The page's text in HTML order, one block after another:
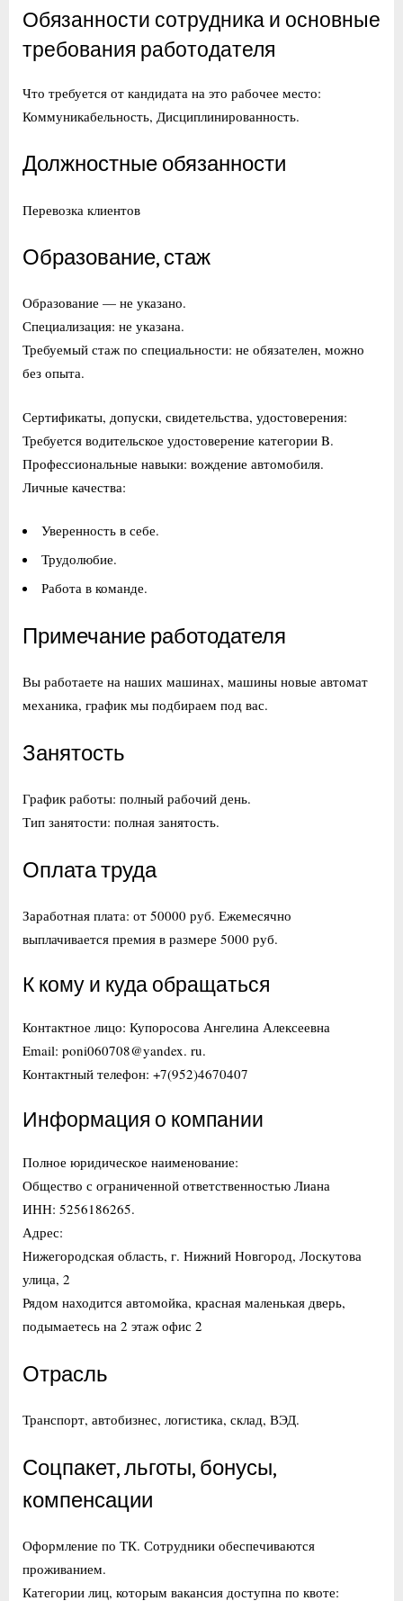
Обязанности сотрудника и основные
требования работодателя
Что требуется от кандидата на это рабочее место:
Коммуникабельность, Дисциплинированность.
Должностные обязанности
Перевозка клиентов
Образование, стаж
Образование — не указано.
Специализация: не указана.
Требуемый стаж по специальности: не обязателен, можно
без опыта.
Сертификаты, допуски, свидетельства, удостоверения:
Требуется водительское удостоверение категории B.
Профессиональные навыки: вождение автомобиля.
Личные качества:
Уверенность в себе.
Трудолюбие.
Работа в команде.
Примечание работодателя
Вы работаете на наших машинах, машины новые автомат
механика, график мы подбираем под вас.
Занятость
График работы: полный рабочий день.
Тип занятости: полная занятость.
Оплата труда
Заработная плата: от 50000 руб. Ежемесячно
выплачивается премия в размере 5000 руб.
К кому и куда обращаться
Контактное лицо: Купоросова Ангелина Алексеевна
Email: poni060708@yandex. ru.
Контактный телефон: +7(952)4670407
Информация о компании
Полное юридическое наименование:
Общество с ограниченной ответственностью Лиана
ИНН: 5256186265.
Адрес:
Нижегородская область, г. Нижний Новгород, Лоскутова
улица, 2
Рядом находится автомойка, красная маленькая дверь,
подымаетесь на 2 этаж офис 2
Отрасль
Транспорт, автобизнес, логистика, склад, ВЭД.
Соцпакет, льготы, бонусы,
компенсации
Оформление по ТК. Сотрудники обеспечиваются
проживанием.
Категории лиц, которым вакансия доступна по квоте: